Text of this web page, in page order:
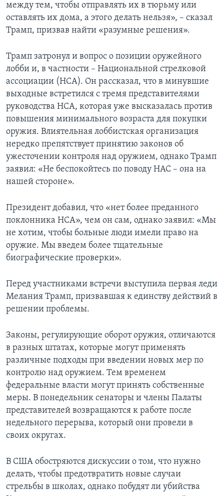
между тем, чтобы отправлять их в тюрьму или
оставлять их дома, а этого делать нельзя», – сказал
Трамп, призвав найти «разумные решения».
Трамп затронул и вопрос о позиции оружейного
лобби и, в частности – Национальной стрелковой
ассоциации (НСА). Он рассказал, что в минувшие
выходные встретился с тремя представителями
руководства НСА, которая уже высказалась против
повышения минимального возраста для покупки
оружия. Влиятельная лоббистская организация
нередко препятствует принятию законов об
ужесточении контроля над оружием, однако Трамп
заявил: «Не беспокойтесь по поводу НАС – она на
нашей стороне».
Президент добавил, что «нет более преданного
поклонника НСА», чем он сам, однако заявил: «Мы
не хотим, чтобы больные люди имели право на
оружие. Мы введем более тщательные
биографические проверки».
Перед участниками встречи выступила первая леди
Мелания Трамп, призвавшая к единству действий в
решении проблемы.
Законы, регулирующие оборот оружия, отличаются
в разных штатах, которые могут применять
различные подходы при введении новых мер по
контролю над оружием. Тем временем
федеральные власти могут принять собственные
меры. В понедельник сенаторы и члены Палаты
представителей возвращаются к работе после
недельного перерыва, который они провели в
своих округах.
В США обостряются дискуссии о том, что нужно
делать, чтобы предотвратить новые случаи
стрельбы в школах, однако побудят ли убийства